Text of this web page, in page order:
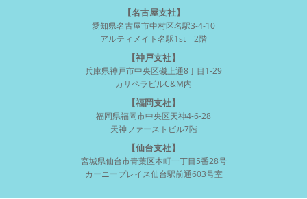
【名古屋支社】
愛知県名古屋市中村区名駅3-4-10
アルティメイト名駅1st 2階
【神戸支社】
兵庫県神戸市中央区磯上通8丁目1-29
カサベラビルC&M内
【福岡支社】
福岡県福岡市中央区天神4-6-28
天神ファーストビル7階
【仙台支社】
宮城県仙台市青葉区本町一丁目5番28号
カーニープレイス仙台駅前通603号室